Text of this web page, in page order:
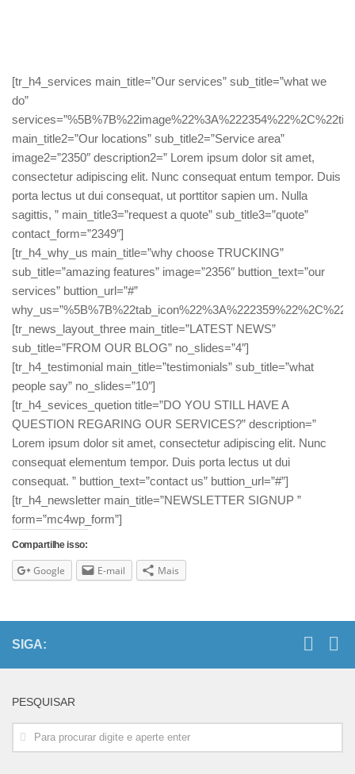
[tr_h4_services main_title=”Our services” sub_title=”what we
do”
main_title2=”Our locations” sub_title2=”Service area”
image2=”2350″ description2=” Lorem ipsum dolor sit amet,
consectetur adipiscing elit. Nunc consequat entum tempor. Duis
porta lectus ut dui consequat, ut porttitor sapien um. Nulla
sagittis, ” main_title3=”request a quote” sub_title3=”quote”
contact_form=”2349″]
[tr_h4_why_us main_title=”why choose TRUCKING”
sub_title=”amazing features” image=”2356″ buttion_text=”our
services” buttion_url=”#”
[tr_news_layout_three main_title=”LATEST NEWS”
sub_title=”FROM OUR BLOG” no_slides=”4″]
[tr_h4_testimonial main_title=”testimonials” sub_title=”what
people say” no_slides=”10″]
[tr_h4_sevices_quetion title=”DO YOU STILL HAVE A
QUESTION REGARING OUR SERVICES?” description=”
Lorem ipsum dolor sit amet, consectetur adipiscing elit. Nunc
consequat elementum tempor. Duis porta lectus ut dui
consequat. ” buttion_text=”contact us” buttion_url=”#”]
[tr_h4_newsletter main_title=”NEWSLETTER SIGNUP ”
form=”mc4wp_form”]
Compartilhe isso:
Google E-mail Mais
SIGA:
PESQUISAR